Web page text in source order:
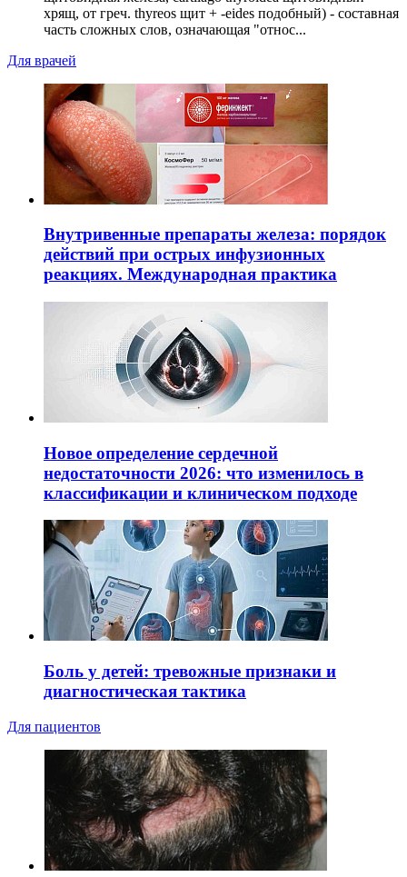
хрящ, от греч. thyreos щит + -eides подобный) - составная
часть сложных слов, означающая "относ...
Для врачей
Внутривенные препараты железа: порядок
действий при острых инфузионных
реакциях. Международная практика
Новое определение сердечной
недостаточности 2026: что изменилось в
классификации и клиническом подходе
Боль у детей: тревожные признаки и
диагностическая тактика
Для пациентов